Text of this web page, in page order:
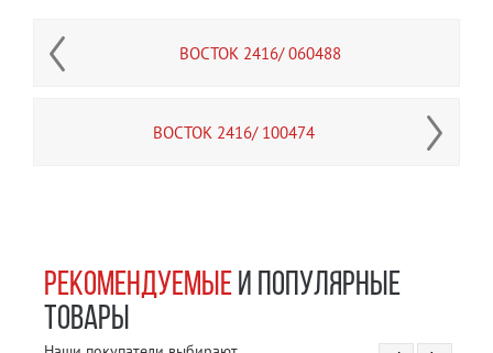
ВОСТОК 2416/ 060488
ВОСТОК 2416/ 100474
РЕКОМЕНДУЕМЫЕИ ПОПУЛЯРНЫЕ
ТОВАРЫ